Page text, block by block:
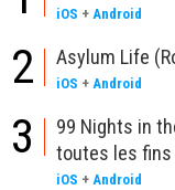
iOS + Android
2 Asylum Life
iOS + Android
3
99 Nights in
toutes les fins
iOS + Android